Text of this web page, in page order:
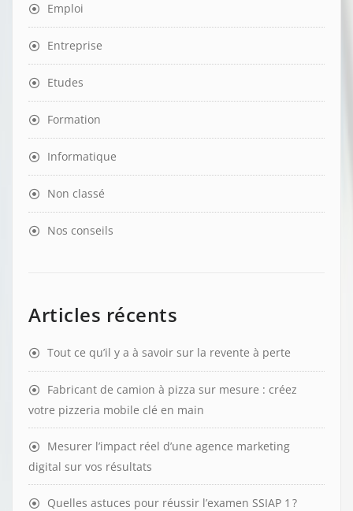
Emploi
Entreprise
Etudes
Formation
Informatique
Non classé
Nos conseils
Articles récents
Tout ce qu’il y a à savoir sur la revente à perte
Fabricant de camion à pizza sur mesure : créez
votre pizzeria mobile clé en main
Mesurer l’impact réel d’une agence marketing
digital sur vos résultats
Quelles astuces pour réussir l’examen SSIAP 1 ?